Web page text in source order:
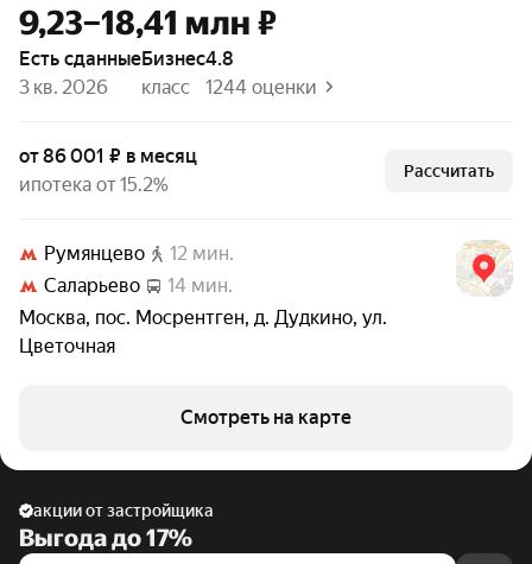
9,23–18,41 млн ₽
Есть сданные
3 кв. 2026
бизнес
класс
4.8
1244 оценки
от 86 001 ₽ в месяц
ипотека от 15.2%
Рассчитать
Румянцево
12 мин.
Саларьево
14 мин.
Москва, пос. Мосрентген, д. Дудкино, ул.
Цветочная
Смотреть на карте
акции от застройщика
Выгода до 17%